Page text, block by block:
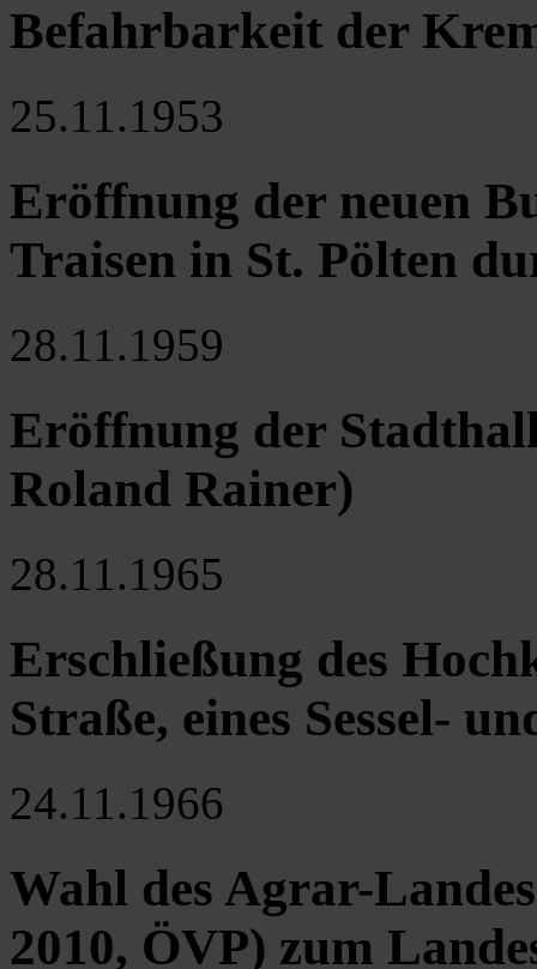
Befahrbarkeit der
25.11.1953
Eröffnung der neuen
Traisen in St. Pölten
28.11.1959
Eröffnung der
Roland Rainer)
28.11.1965
Erschließung des
Straße, eines Sessel-
24.11.1966
Wahl des Agrar-
2010, ÖVP) zum